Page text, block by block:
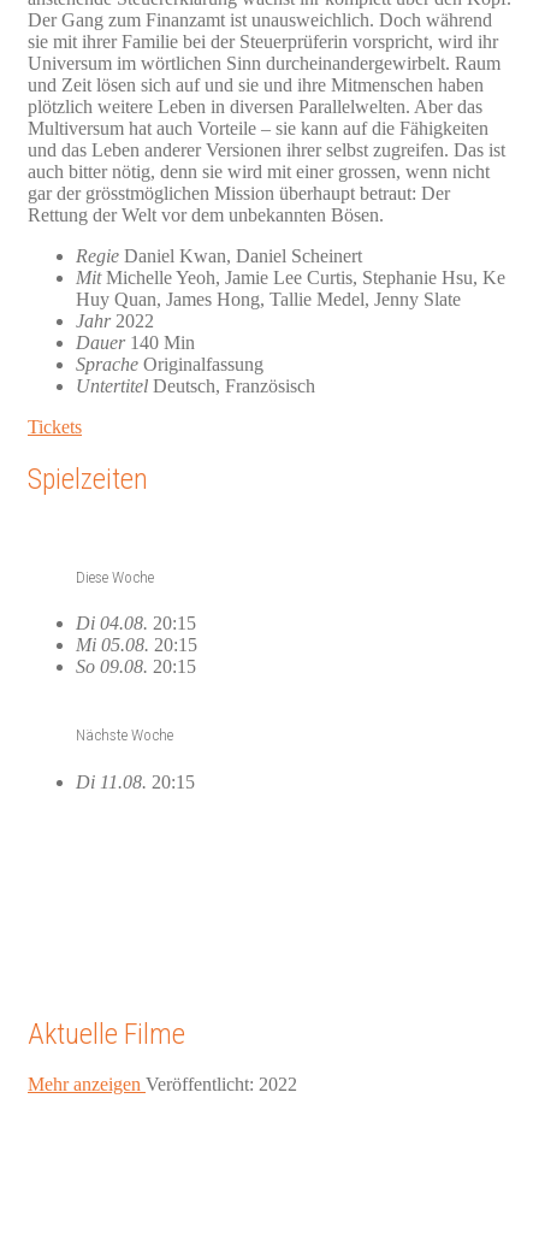
Der Gang zum Finanzamt ist unausweichlich. Doch während
sie mit ihrer Familie bei der Steuerprüferin vorspricht, wird ihr
Universum im wörtlichen Sinn durcheinandergewirbelt. Raum
und Zeit lösen sich auf und sie und ihre Mitmenschen haben
plötzlich weitere Leben in diversen Parallelwelten. Aber das
Multiversum hat auch Vorteile – sie kann auf die Fähigkeiten
und das Leben anderer Versionen ihrer selbst zugreifen. Das ist
auch bitter nötig, denn sie wird mit einer grossen, wenn nicht
gar der grösstmöglichen Mission überhaupt betraut: Der
Rettung der Welt vor dem unbekannten Bösen.
Regie Daniel Kwan, Daniel Scheinert
MitMichelle Yeoh, Jamie Lee Curtis, Stephanie Hsu, Ke
Huy Quan, James Hong, Tallie Medel, Jenny Slate
Jahr2022
Dauer140 Min
Sprache Originalfassung
Untertitel Deutsch, Französisch
Tickets
Spielzeiten
Diese Woche
Di 04.08. 20:15
Mi 05.08. 20:15
So 09.08. 20:15
Nächste Woche
Di 11.08. 20:15
Aktuelle Filme
Mehr anzeigen Veröffentlicht: 2022